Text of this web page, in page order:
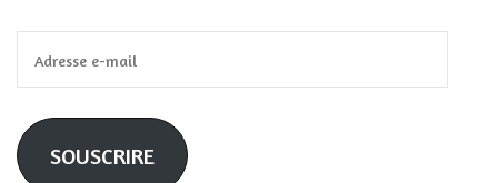
e-
mail
SOUSCRIRE